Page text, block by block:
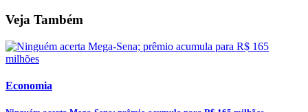
Veja Também
Economia